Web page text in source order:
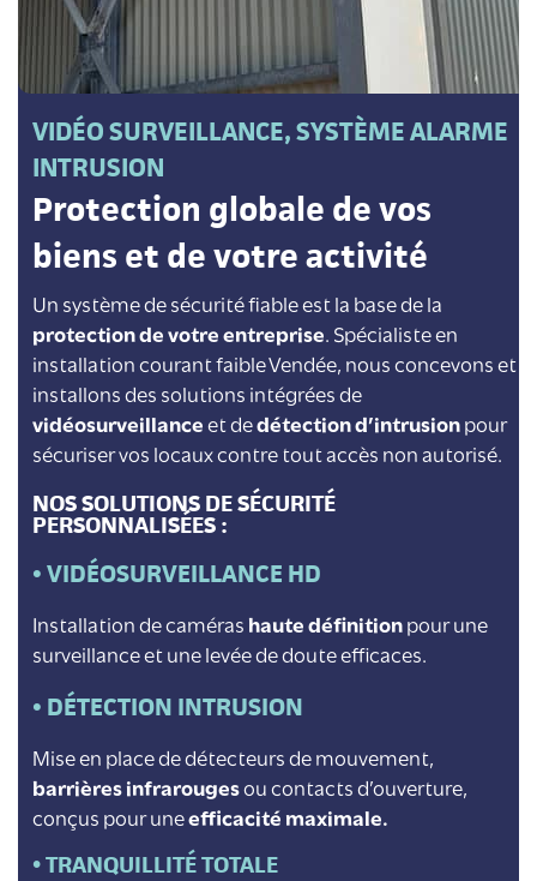
VIDÉO SURVEILLANCE, SYSTÈME ALARME
INTRUSION
Protection globale de vos
biens et de votre activité
Un système de sécurité fiable est la base de la
protection de votre entreprise. Spécialiste en
installation courant faible Vendée, nous concevons et
installons des solutions intégrées de
vidéosurveillanceet dedétection d’intrusionpour
sécuriser vos locaux contre tout accès non autorisé.
NOS SOLUTIONS DE SÉCURITÉ
PERSONNALISÉES :
• VIDÉOSURVEILLANCE HD
Installation de caméras haute définitionpour une
surveillance et une levée de doute efficaces.
• DÉTECTION INTRUSION
Mise en place de détecteurs de mouvement,
barrières infrarougesou contacts d’ouverture,
conçus pour uneefficacité maximale.
• TRANQUILLITÉ TOTALE